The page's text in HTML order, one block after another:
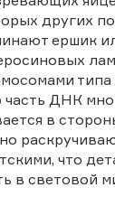
других
ершик
часть ДНК
в
что
в световой